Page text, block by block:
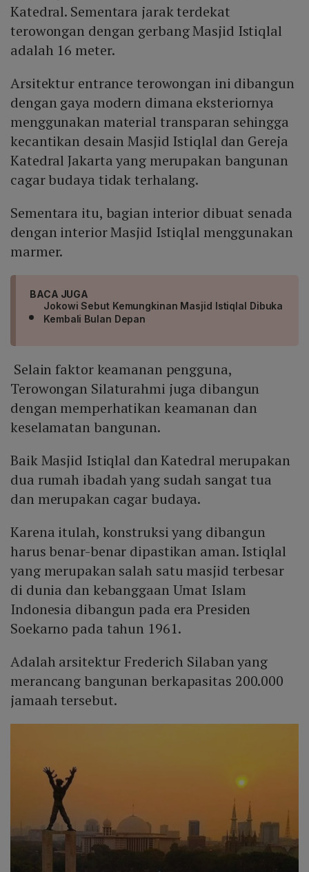
Katedral. Sementara jarak terdekat
terowongan dengan gerbang Masjid Istiqlal
adalah 16 meter.
Arsitektur entrance terowongan ini dibangun
dengan gaya modern dimana eksteriornya
menggunakan material transparan sehingga
kecantikan desain Masjid Istiqlal dan Gereja
Katedral Jakarta yang merupakan bangunan
cagar budaya tidak terhalang.
Sementara itu, bagian interior dibuat senada
dengan interior Masjid Istiqlal menggunakan
marmer.
BACA JUGA
Jokowi Sebut Kemungkinan Masjid Istiqlal Dibuka
Kembali Bulan Depan
Selain faktor keamanan pengguna,
Terowongan Silaturahmi juga dibangun
dengan memperhatikan keamanan dan
keselamatan bangunan.
Baik Masjid Istiqlal dan Katedral merupakan
dua rumah ibadah yang sudah sangat tua
dan merupakan cagar budaya.
Karena itulah, konstruksi yang dibangun
harus benar-benar dipastikan aman. Istiqlal
yang merupakan salah satu masjid terbesar
di dunia dan kebanggaan Umat Islam
Indonesia dibangun pada era Presiden
Soekarno pada tahun 1961.
Adalah arsitektur Frederich Silaban yang
merancang bangunan berkapasitas 200.000
jamaah tersebut.